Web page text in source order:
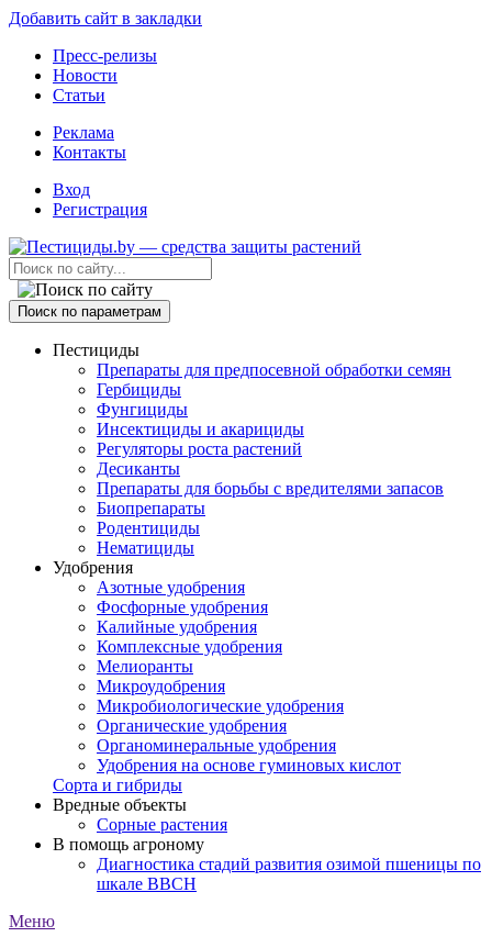
Добавить сайт в закладки
Пресс-релизы
Новости
Статьи
Реклама
Контакты
Вход
Регистрация
Поиск по параметрам
Пестициды
Препараты для предпосевной обработки семян
Гербициды
Фунгициды
Инсектициды и акарициды
Регуляторы роста растений
Десиканты
Препараты для борьбы с вредителями запасов
Биопрепараты
Родентициды
Нематициды
Удобрения
Азотные удобрения
Фосфорные удобрения
Калийные удобрения
Комплексные удобрения
Мелиоранты
Микроудобрения
Микробиологические удобрения
Органические удобрения
Органоминеральные удобрения
Удобрения на основе гуминовых кислот
Сорта и гибриды
Вредные объекты
Сорные растения
В помощь агроному
Диагностика стадий развития озимой пшеницы по
шкале ВВСН
Меню